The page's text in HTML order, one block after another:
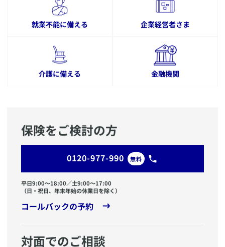
就業不能に備える 企業経営者さま
介護に備える 金融機関
保険をご検討の方
0120-977-990 無料
平日9:00〜18:00／土9:00〜17:00
（日・祝日、年末年始の休業日を除く）
コールバックの予約
対面でのご相談